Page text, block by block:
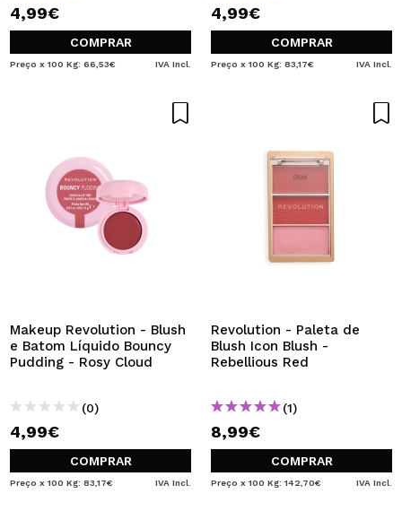
4,99€
COMPRAR
Preço x 100 Kg: 66,53€ IVA Incl.
4,99€
COMPRAR
Preço x 100 Kg: 83,17€ IVA Incl.
Makeup Revolution - Blush
e Batom Líquido Bouncy
Pudding - Rosy Cloud
(0)
4,99€
COMPRAR
Preço x 100 Kg: 83,17€ IVA Incl.
Revolution - Paleta de
Blush Icon Blush -
Rebellious Red
(1)
8,99€
COMPRAR
Preço x 100 Kg: 142,70€ IVA Incl.